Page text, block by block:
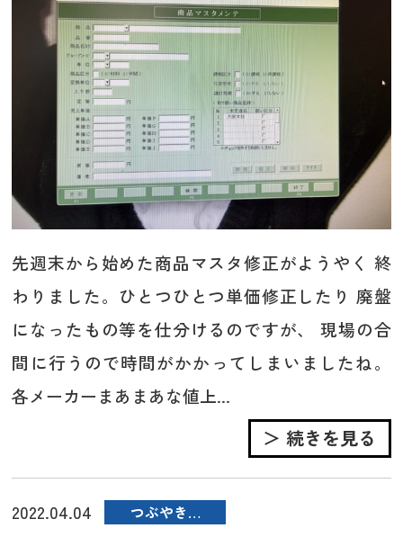
先週末から始めた商品マスタ修正がようやく 終
わりました。ひとつひとつ単価修正したり 廃盤
になったもの等を仕分けるのですが、 現場の合
間に行うので時間がかかってしまいましたね。
各メーカーまあまあな値上...
＞ 続きを見る
2022.04.04 つぶやき…